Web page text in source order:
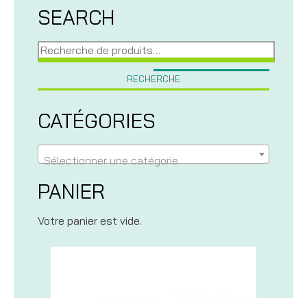
SEARCH
Recherche
pour :
RECHERCHE
CATÉGORIES
Sélectionner une catégorie
PANIER
Votre panier est vide.